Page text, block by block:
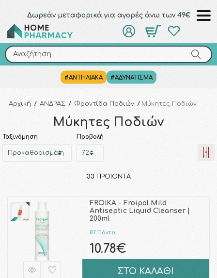
Δωρεάν μεταφορικά για αγορές άνω των 49€
Αναζήτηση
#ΑΝΤΗΛΙΑΚΑ #ΑΔΥΝΑΤΙΣΜΑ
Αναζήτηση
Αρχική / ΑΝΔΡΑΣ / Φροντίδα Ποδιών / Μύκητες Ποδιών
Μύκητες Ποδιών
Ταξινόμηση Προβολή
33 ΠΡΟΪΌΝΤΑ
FROIKA - Froipol Mild
Antiseptic Liquid Cleanser |
200ml
87 Πόντοι
10.78€
ΣΤΟ ΚΑΛΑΘΙ